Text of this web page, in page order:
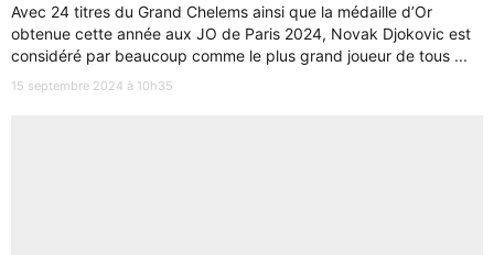
Avec 24 titres du Grand Chelems ainsi que la médaille d’Or
obtenue cette année aux JO de Paris 2024, Novak Djokovic est
considéré par beaucoup comme le plus grand joueur de tous ...
15 septembre 2024 à 10h35